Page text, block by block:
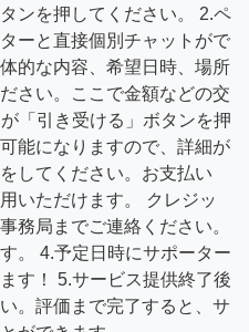
ンを押してください。 2.ペ
ーと直接個別チャットがで
的な内容、希望日時、場所
さい。ここで金額などの交
「引き受ける」ボタンを押
能になりますので、詳細が
してください。お支払い
いただけます。 クレジッ
務局までご連絡ください。
。 4.予定日時にサポーター
す！ 5.サービス提供終了後
。評価まで完了すると、サ